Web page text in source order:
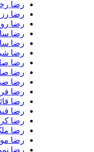
رضا رخساری
رضا رزم آرا
رضا روح پور
رضا ساداتی
رضا ساسان پور
رضا شیری
رضا صادقی
رضا صادقی بنام
رضا ضیا
رضا فرهادی
رضا قائمی
رضا قندهاری
رضا کرمانی
رضا ملک زاده
رضا موسوی
رضا نمو